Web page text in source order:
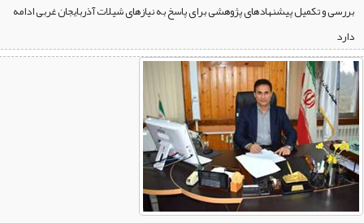
بررسی و تکمیل پیشنهادهای پژوهشی برای پاسخ به نیازهای شیلات آذربایجان غربی ادامه
دارد